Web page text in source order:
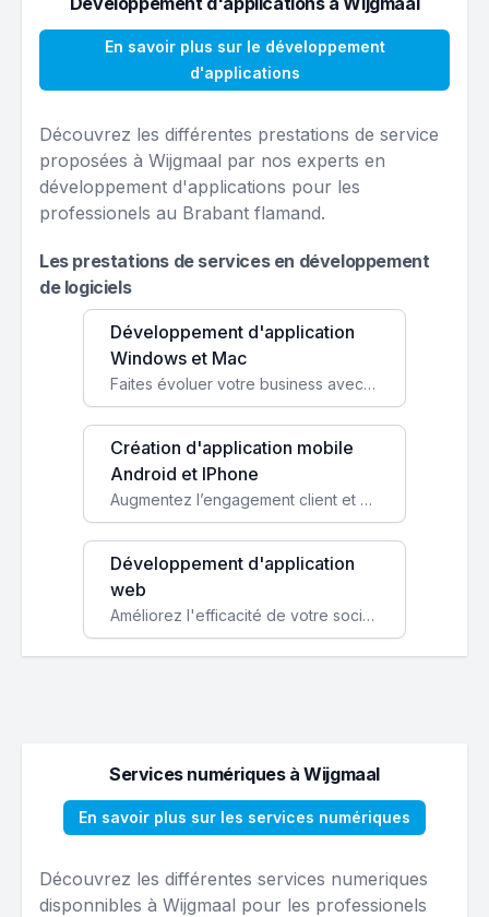
En savoir plus sur le développement
d'applications
Découvrez les différentes prestations de service
proposées à Wijgmaal par nos experts en
développement d'applications pour les
professionels au Brabant flamand.
Les prestations de services en développement
de logiciels
Développement d'application
Windows et Mac
Faites évoluer votre business avec des solutions logicielles personnalisées, parfaitement adaptées à vos besoins spécifiques.
Création d'application mobile
Android et IPhone
Augmentez l’engagement client et simplifiez vos processus avec une application mobile sur mesure, disponible sur iOS et Android.
Développement d'application
web
Améliorez l'efficacité de votre société avec une application web personnalisée accessible partout et tout le temps.
Services numériques à Wijgmaal
En savoir plus sur les services numériques
Découvrez les différentes services numeriques
disponnibles à Wijgmaal pour les professionels